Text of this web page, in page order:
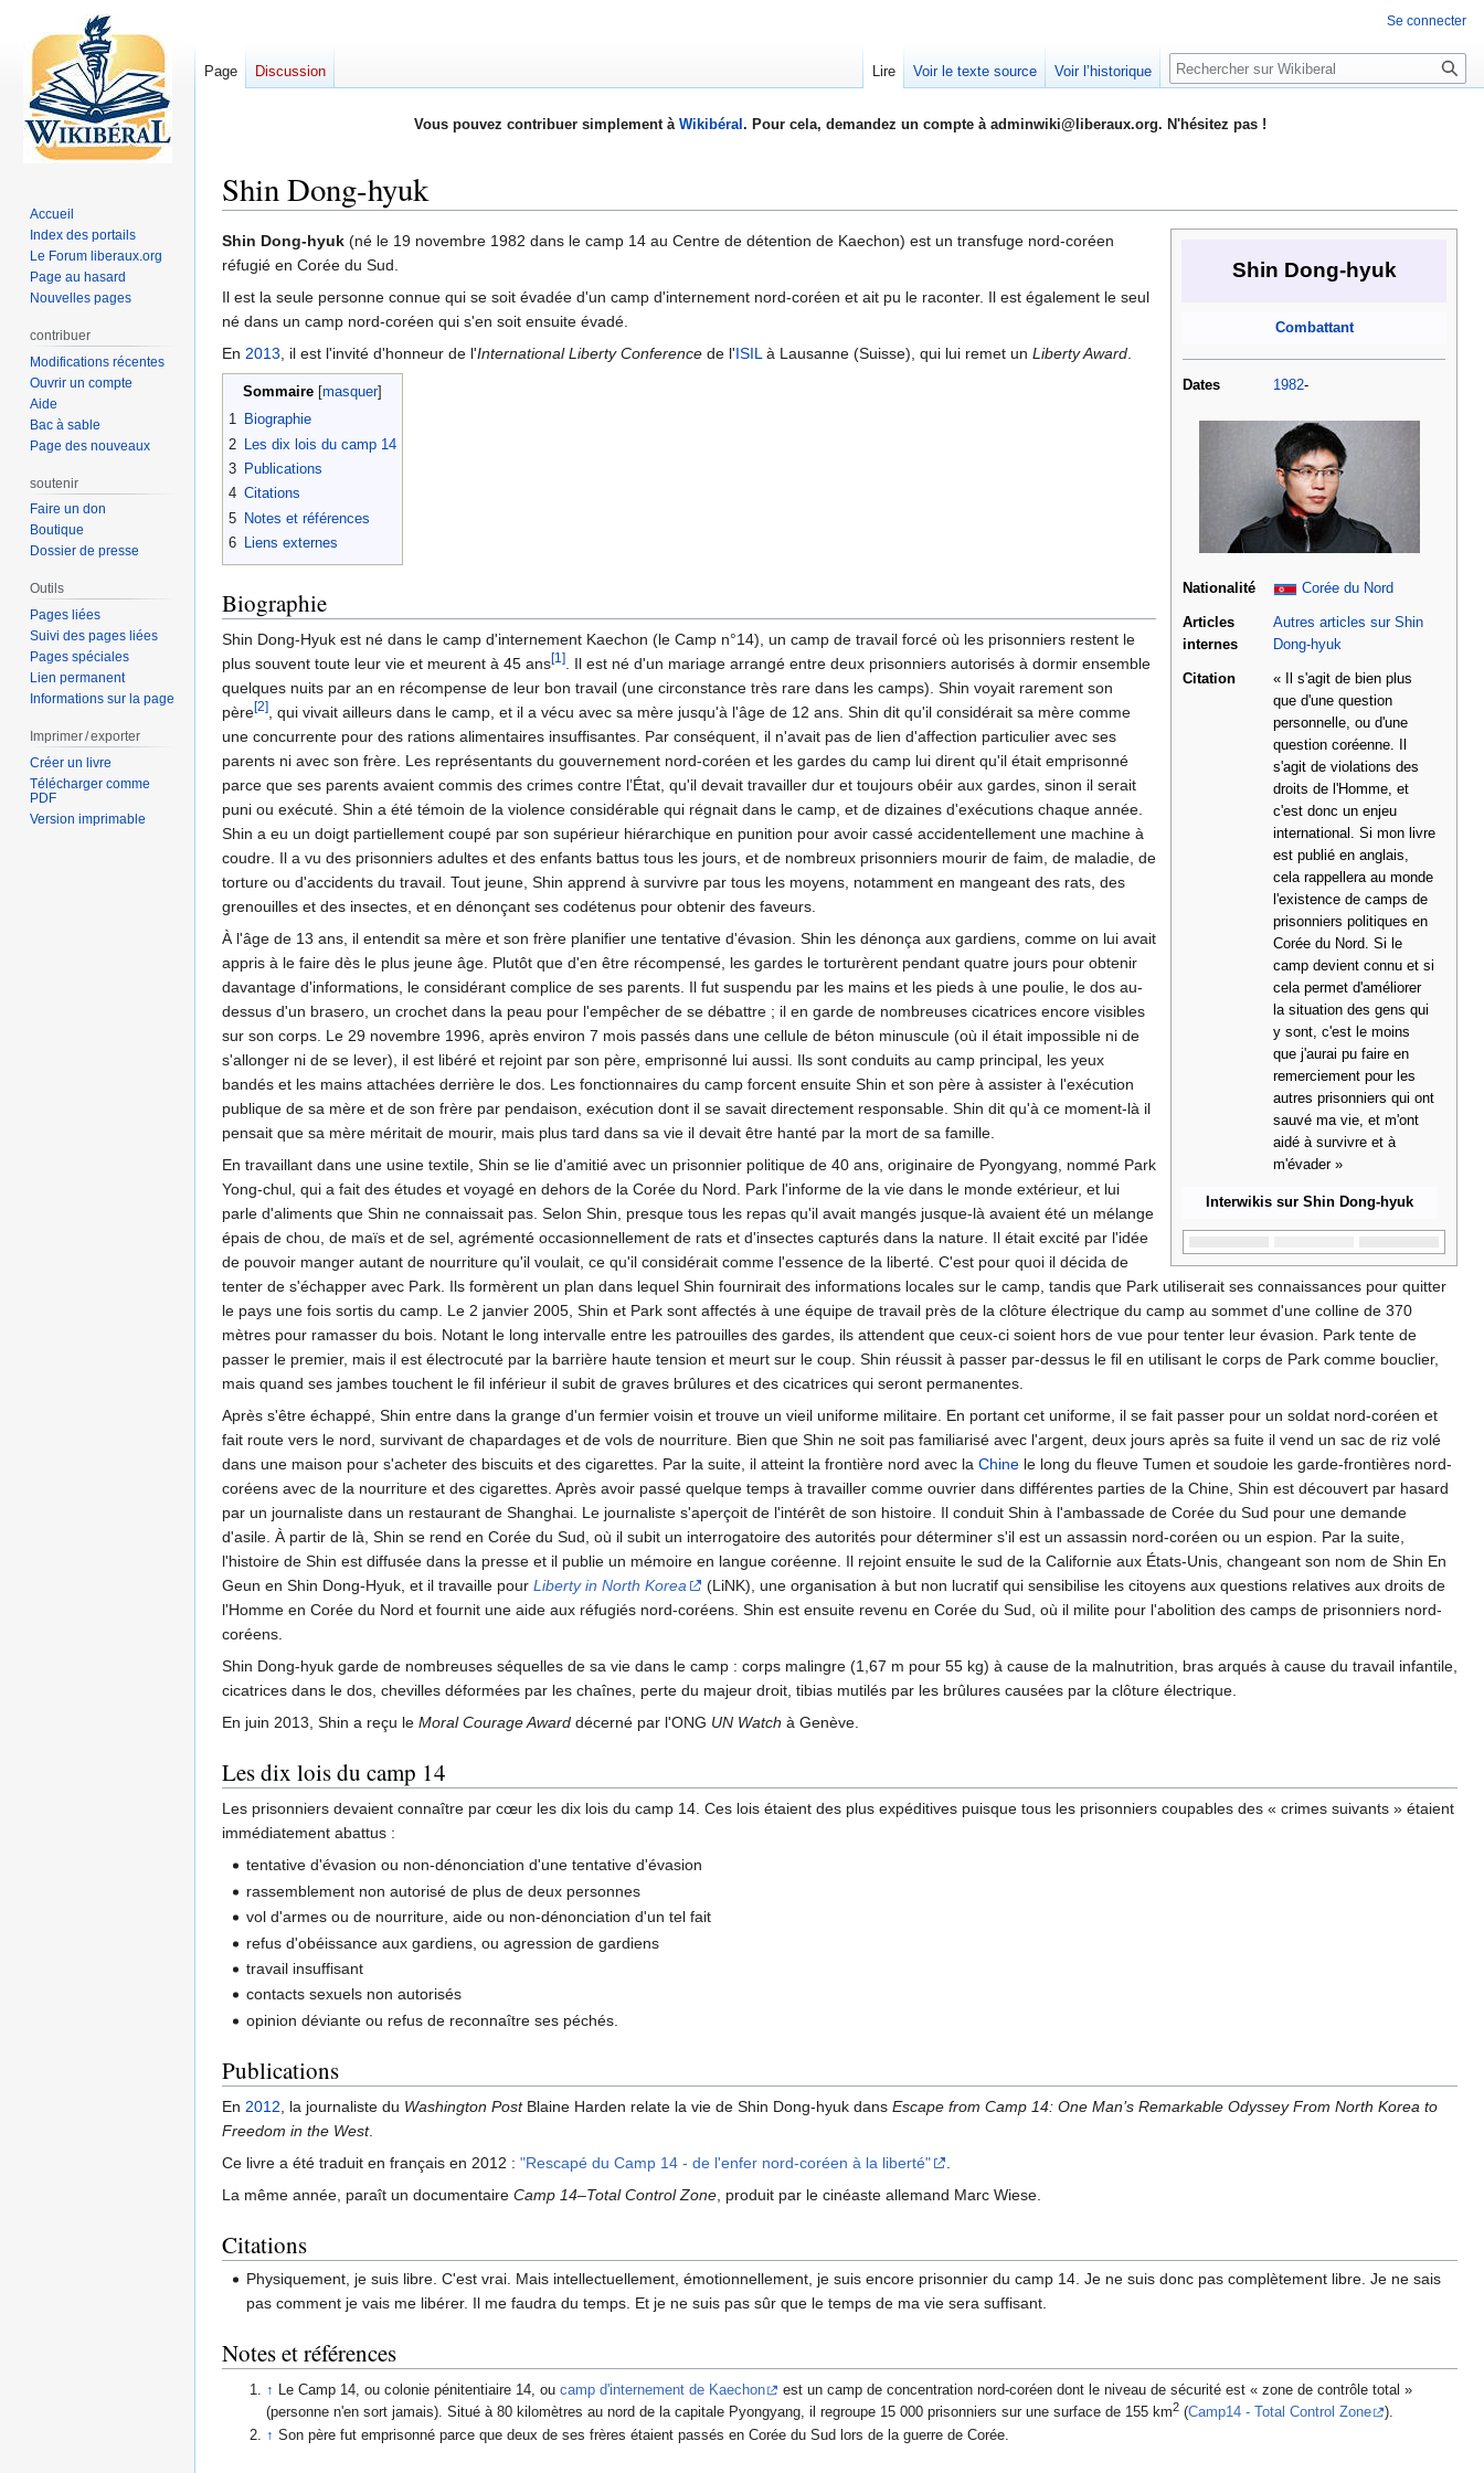
Vous pouvez contribuer simplement à Wikibéral . Pour cela, demandez un compte à adminwiki@liberaux.org. N'hésitez pas !
Shin Dong-hyuk
Aller
à
la
navigation
Aller
à
la
recherche
Shin Dong-hyuk
Combattant
Dates 1982-
Nationalité Corée du Nord
Articles
internes
Autres articles sur Shin
Dong-hyuk
Citation
« Il s'agit de bien plus
que d'une question
personnelle, ou d'une
question coréenne. Il
s'agit de violations des
droits de l'Homme, et
c'est donc un enjeu
international. Si mon livre
est publié en anglais,
cela rappellera au monde
l'existence de camps de
prisonniers politiques en
Corée du Nord. Si le
camp devient connu et si
cela permet d'améliorer
la situation des gens qui
y sont, c'est le moins
que j'aurai pu faire en
remerciement pour les
autres prisonniers qui ont
sauvé ma vie, et m'ont
aidé à survivre et à
m'évader »
Interwikis sur Shin Dong-hyuk
Shin Dong-hyuk (né le 19 novembre 1982 dans le camp 14 au Centre de détention de Kaechon) est un transfuge nord-coréen
réfugié en Corée du Sud.
Il est la seule personne connue qui se soit évadée d'un camp d'internement nord-coréen et ait pu le raconter. Il est également le seul
né dans un camp nord-coréen qui s'en soit ensuite évadé.
En 2013, il est l'invité d'honneur de l'International Liberty Conference de l'ISILà Lausanne (Suisse), qui lui remet un Liberty Award.
Sommaire
1 Biographie
2
Les dix lois du camp 14
3 Publications
4 Citations
5 Notes et références
6 Liens externes
Biographie
Shin Dong-Hyuk est né dans le camp d'internement Kaechon (le Camp n°14), un camp de travail forcé où les prisonniers restent le
plus souvent toute leur vie et meurent à 45 ans[1]. Il est né d'un mariage arrangé entre deux prisonniers autorisés à dormir ensemble
quelques nuits par an en récompense de leur bon travail (une circonstance très rare dans les camps). Shin voyait rarement son
père[2], qui vivait ailleurs dans le camp, et il a vécu avec sa mère jusqu'à l'âge de 12 ans. Shin dit qu'il considérait sa mère comme
une concurrente pour des rations alimentaires insuffisantes. Par conséquent, il n'avait pas de lien d'affection particulier avec ses
parents ni avec son frère. Les représentants du gouvernement nord-coréen et les gardes du camp lui dirent qu'il était emprisonné
parce que ses parents avaient commis des crimes contre l’État, qu'il devait travailler dur et toujours obéir aux gardes, sinon il serait
puni ou exécuté. Shin a été témoin de la violence considérable qui régnait dans le camp, et de dizaines d'exécutions chaque année.
Shin a eu un doigt partiellement coupé par son supérieur hiérarchique en punition pour avoir cassé accidentellement une machine à
coudre. Il a vu des prisonniers adultes et des enfants battus tous les jours, et de nombreux prisonniers mourir de faim, de maladie, de
torture ou d'accidents du travail. Tout jeune, Shin apprend à survivre par tous les moyens, notamment en mangeant des rats, des
grenouilles et des insectes, et en dénonçant ses codétenus pour obtenir des faveurs.
À l'âge de 13 ans, il entendit sa mère et son frère planifier une tentative d'évasion. Shin les dénonça aux gardiens, comme on lui avait
appris à le faire dès le plus jeune âge. Plutôt que d'en être récompensé, les gardes le torturèrent pendant quatre jours pour obtenir
davantage d'informations, le considérant complice de ses parents. Il fut suspendu par les mains et les pieds à une poulie, le dos au-
dessus d'un brasero, un crochet dans la peau pour l'empêcher de se débattre ; il en garde de nombreuses cicatrices encore visibles
sur son corps. Le 29 novembre 1996, après environ 7 mois passés dans une cellule de béton minuscule (où il était impossible ni de
s'allonger ni de se lever), il est libéré et rejoint par son père, emprisonné lui aussi. Ils sont conduits au camp principal, les yeux
bandés et les mains attachées derrière le dos. Les fonctionnaires du camp forcent ensuite Shin et son père à assister à l'exécution
publique de sa mère et de son frère par pendaison, exécution dont il se savait directement responsable. Shin dit qu'à ce moment-là il
pensait que sa mère méritait de mourir, mais plus tard dans sa vie il devait être hanté par la mort de sa famille.
En travaillant dans une usine textile, Shin se lie d'amitié avec un prisonnier politique de 40 ans, originaire de Pyongyang, nommé Park
Yong-chul, qui a fait des études et voyagé en dehors de la Corée du Nord. Park l'informe de la vie dans le monde extérieur, et lui
parle d'aliments que Shin ne connaissait pas. Selon Shin, presque tous les repas qu'il avait mangés jusque-là avaient été un mélange
épais de chou, de maïs et de sel, agrémenté occasionnellement de rats et d'insectes capturés dans la nature. Il était excité par l'idée
de pouvoir manger autant de nourriture qu'il voulait, ce qu'il considérait comme l'essence de la liberté. C'est pour quoi il décida de
tenter de s'échapper avec Park. Ils formèrent un plan dans lequel Shin fournirait des informations locales sur le camp, tandis que Park utiliserait ses connaissances pour quitter
le pays une fois sortis du camp. Le 2 janvier 2005, Shin et Park sont affectés à une équipe de travail près de la clôture électrique du camp au sommet d'une colline de 370
mètres pour ramasser du bois. Notant le long intervalle entre les patrouilles des gardes, ils attendent que ceux-ci soient hors de vue pour tenter leur évasion. Park tente de
passer le premier, mais il est électrocuté par la barrière haute tension et meurt sur le coup. Shin réussit à passer par-dessus le fil en utilisant le corps de Park comme bouclier,
mais quand ses jambes touchent le fil inférieur il subit de graves brûlures et des cicatrices qui seront permanentes.
Après s'être échappé, Shin entre dans la grange d'un fermier voisin et trouve un vieil uniforme militaire. En portant cet uniforme, il se fait passer pour un soldat nord-coréen et
fait route vers le nord, survivant de chapardages et de vols de nourriture. Bien que Shin ne soit pas familiarisé avec l'argent, deux jours après sa fuite il vend un sac de riz volé
dans une maison pour s'acheter des biscuits et des cigarettes. Par la suite, il atteint la frontière nord avec la Chine le long du fleuve Tumen et soudoie les garde-frontières nord-
coréens avec de la nourriture et des cigarettes. Après avoir passé quelque temps à travailler comme ouvrier dans différentes parties de la Chine, Shin est découvert par hasard
par un journaliste dans un restaurant de Shanghai. Le journaliste s'aperçoit de l'intérêt de son histoire. Il conduit Shin à l'ambassade de Corée du Sud pour une demande
d'asile. À partir de là, Shin se rend en Corée du Sud, où il subit un interrogatoire des autorités pour déterminer s'il est un assassin nord-coréen ou un espion. Par la suite,
l'histoire de Shin est diffusée dans la presse et il publie un mémoire en langue coréenne. Il rejoint ensuite le sud de la Californie aux États-Unis, changeant son nom de Shin En
Geun en Shin Dong-Hyuk, et il travaille pour Liberty in North Korea
(LiNK), une organisation à but non lucratif qui sensibilise les citoyens aux questions relatives aux droits de
l'Homme en Corée du Nord et fournit une aide aux réfugiés nord-coréens. Shin est ensuite revenu en Corée du Sud, où il milite pour l'abolition des camps de prisonniers nord-
coréens.
Shin Dong-hyuk garde de nombreuses séquelles de sa vie dans le camp : corps malingre (1,67 m pour 55 kg) à cause de la malnutrition, bras arqués à cause du travail infantile,
cicatrices dans le dos, chevilles déformées par les chaînes, perte du majeur droit, tibias mutilés par les brûlures causées par la clôture électrique.
En juin 2013, Shin a reçu le Moral Courage Award décerné par l'ONG UN Watch à Genève.
Les dix lois du camp 14
Les prisonniers devaient connaître par cœur les dix lois du camp 14. Ces lois étaient des plus expéditives puisque tous les prisonniers coupables des « crimes suivants » étaient
immédiatement abattus :
tentative d'évasion ou non-dénonciation d'une tentative d'évasion
rassemblement non autorisé de plus de deux personnes
vol d'armes ou de nourriture, aide ou non-dénonciation d'un tel fait
refus d'obéissance aux gardiens, ou agression de gardiens
travail insuffisant
contacts sexuels non autorisés
opinion déviante ou refus de reconnaître ses péchés.
Publications
En 2012 , la journaliste du Washington PostBlaine Harden relate la vie de Shin Dong-hyuk dans Escape from Camp 14: One Man’s Remarkable Odyssey From North Korea to
Freedom in the West.
Ce livre a été traduit en français en 2012 : "Rescapé du Camp 14 - de l'enfer nord-coréen à la liberté"
La même année, paraît un documentaire Camp 14–Total Control Zone , produit par le cinéaste allemand Marc Wiese.
Citations
Physiquement, je suis libre. C'est vrai. Mais intellectuellement, émotionnellement, je suis encore prisonnier du camp 14. Je ne suis donc pas complètement libre. Je ne sais
pas comment je vais me libérer. Il me faudra du temps. Et je ne suis pas sûr que le temps de ma vie sera suffisant.
Notes et références
↑ Le Camp 14, ou colonie pénitentiaire 14, oucamp d'internement de Kaechon
est un camp de concentration nord-coréen dont le niveau de sécurité est « zone de contrôle total »
(personne n'en sort jamais). Situé à 80 kilomètres au nord de la capitale Pyongyang, il regroupe 15 000 prisonniers sur une surface de 155 km2 (Camp14 - Total Control Zone
).
↑ Son père fut emprisonné parce que deux de ses frères étaient passés en Corée du Sud lors de la guerre de Corée.
Se connecter
Page Discussion Lire Voir le texte source Voir l’historique Rechercher
Accueil
Index des portails
Le Forum liberaux.org
Page au hasard
Nouvelles pages
contribuer
Modifications récentes
Ouvrir un compte
Aide
Bac à sable
Page des nouveaux
soutenir
Faire un don
Boutique
Dossier de presse
Outils
Pages liées
Suivi des pages liées
Pages spéciales
Lien permanent
Informations sur la page
Imprimer / exporter
Créer un livre
Télécharger comme
PDF
Version imprimable